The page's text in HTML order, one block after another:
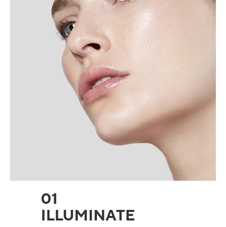
01
ILLUMINATE